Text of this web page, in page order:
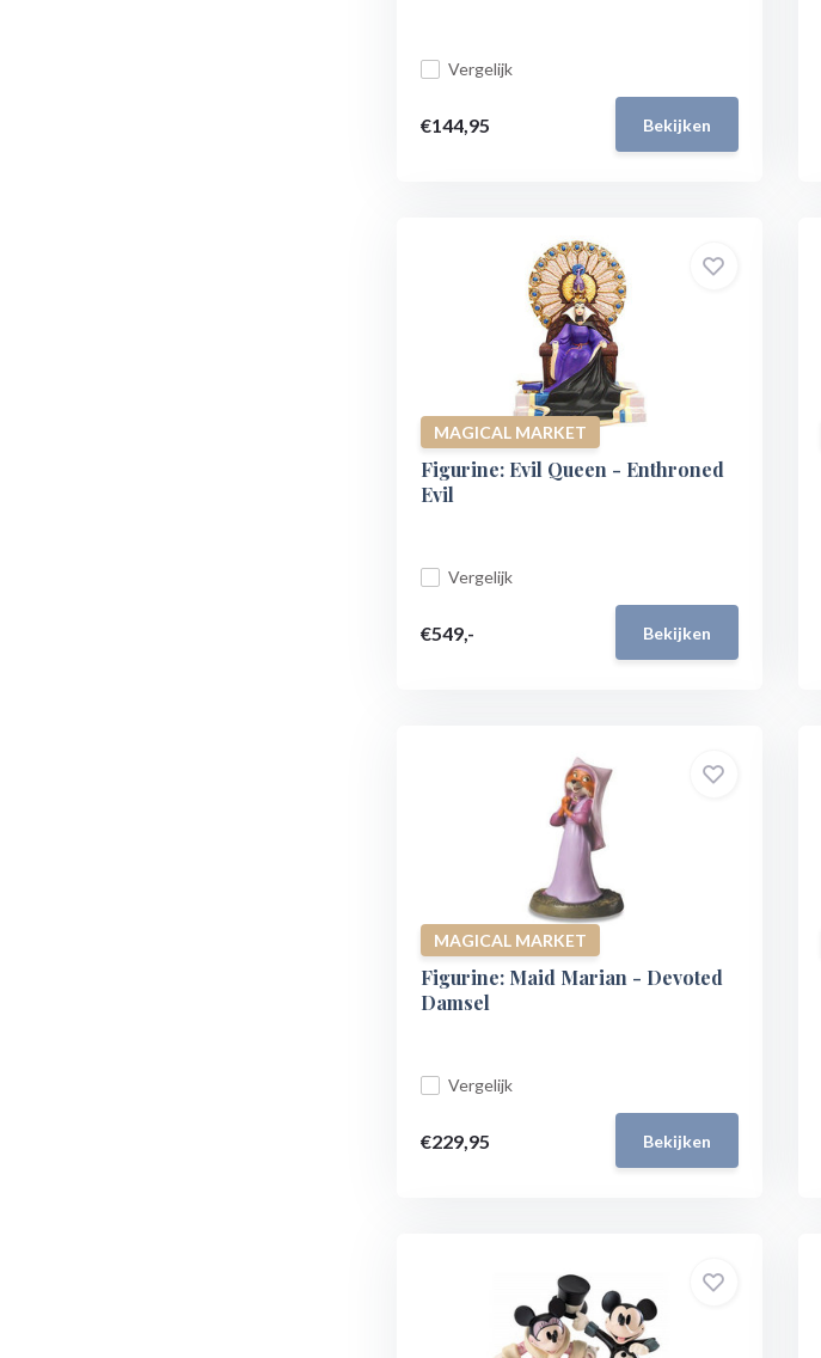
Vergelijk
€144,95 Bekijken
MAGICAL MARKET
Figurine: Evil Queen - Enthroned
Evil
Vergelijk
€549,- Bekijken
MAGICAL MARKET
Figurine: Maid Marian - Devoted
Damsel
Vergelijk
€229,95 Bekijken